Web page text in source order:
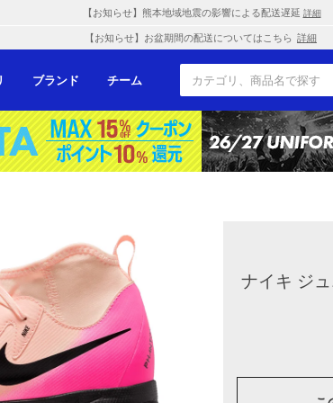
【お知らせ】熊本地域地震の影響による配送遅延 詳細
【お知らせ】お盆期間の配送についてはこちら 詳細
ブランド チーム
ナイキ ジ